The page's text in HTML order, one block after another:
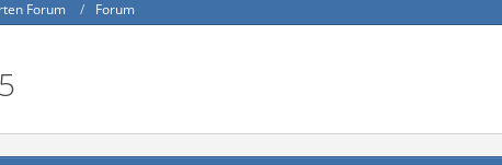
Forum Forum